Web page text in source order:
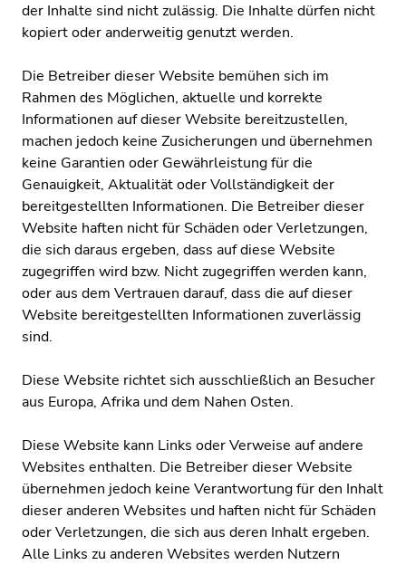
der Inhalte sind nicht zulässig. Die Inhalte dürfen nicht
kopiert oder anderweitig genutzt werden.
Die Betreiber dieser Website bemühen sich im
Rahmen des Möglichen, aktuelle und korrekte
Informationen auf dieser Website bereitzustellen,
machen jedoch keine Zusicherungen und übernehmen
keine Garantien oder Gewährleistung für die
Genauigkeit, Aktualität oder Vollständigkeit der
bereitgestellten Informationen. Die Betreiber dieser
Website haften nicht für Schäden oder Verletzungen,
die sich daraus ergeben, dass auf diese Website
zugegriffen wird bzw. Nicht zugegriffen werden kann,
oder aus dem Vertrauen darauf, dass die auf dieser
Website bereitgestellten Informationen zuverlässig
sind.
Diese Website richtet sich ausschließlich an Besucher
aus Europa, Afrika und dem Nahen Osten.
Diese Website kann Links oder Verweise auf andere
Websites enthalten. Die Betreiber dieser Website
übernehmen jedoch keine Verantwortung für den Inhalt
dieser anderen Websites und haften nicht für Schäden
oder Verletzungen, die sich aus deren Inhalt ergeben.
Alle Links zu anderen Websites werden Nutzern